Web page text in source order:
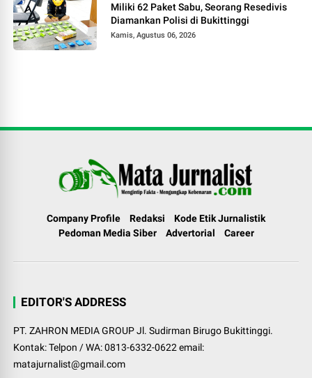
Miliki 62 Paket Sabu, Seorang Resedivis
Diamankan Polisi di Bukittinggi
Kamis, Agustus 06, 2026
Company Profile Redaksi
Kode Etik Jurnalistik
Pedoman Media Siber
Advertorial Career
EDITOR'S ADDRESS
PT. ZAHRON MEDIA GROUP Jl. Sudirman Birugo Bukittinggi.
Kontak: Telpon / WA: 0813-6332-0622 email:
matajurnalist@gmail.com